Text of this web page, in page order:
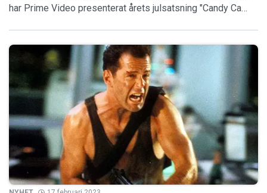
har Prime Video presenterat årets julsatsning "Candy Ca…